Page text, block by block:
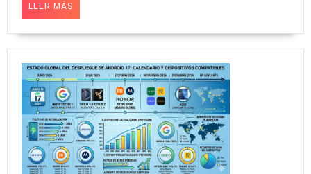
quedado
Samsung
sin
ideas
para
su
plegable
LEER MÁS
MÁS